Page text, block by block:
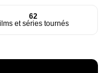
62
et séries tournés